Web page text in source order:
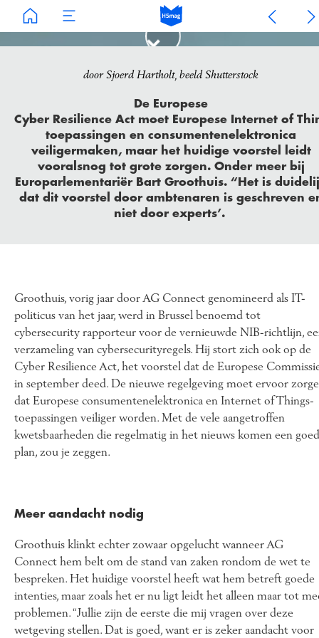
Waarom er grote zorgen zijn over nieuwe
Europese security-wetgeving
'Dit voorstel is duidelijk
geschreven door
ambtenaren en niet
door IT-experts'
door Sjoerd Hartholt, beeld Shutterstock
De Europese
Cyber Resilience Act moet Europese Internet of
toepassingen en consumentenelektronica
veiligermaken, maar het huidige voorstel leidt
vooralsnog tot grote zorgen. Onder meer bij
Europarlementariër Bart Groothuis. “Het is
dat dit voorstel door ambtenaren is geschreven
niet door experts’.
Groothuis, vorig jaar door AG Connect genomineerd als IT-
politicus van het jaar, werd in Brussel benoemd tot
cybersecurity rapporteur voor de vernieuwde NIB-richtlijn,
verzameling van cybersecurityregels. Hij stort zich ook op de
Cyber Resilience Act, het voorstel dat de Europese
in september deed. De nieuwe regelgeving moet ervoor
dat Europese consumenten­elektronica en Internet of Things-
toepassingen veiliger worden. Met de vele aangetroffen
kwetsbaarheden die regelmatig in het nieuws komen een goed
plan, zou je zeggen.
Meer aandacht nodig
Groothuis klinkt echter zowaar opgelucht wanneer AG
Connect hem belt om de stand van zaken rondom de wet te
bespreken. Het huidige voorstel heeft wat hem betreft goede
intenties, maar zoals het er nu ligt leidt het alleen maar tot
problemen. “Jullie zijn de eerste die mij vragen over deze
wetgeving stellen. Dat is goed, want er is zeker aandacht voor